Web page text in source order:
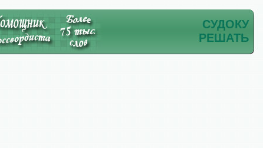
СУДОКУ
РЕШАТЬ